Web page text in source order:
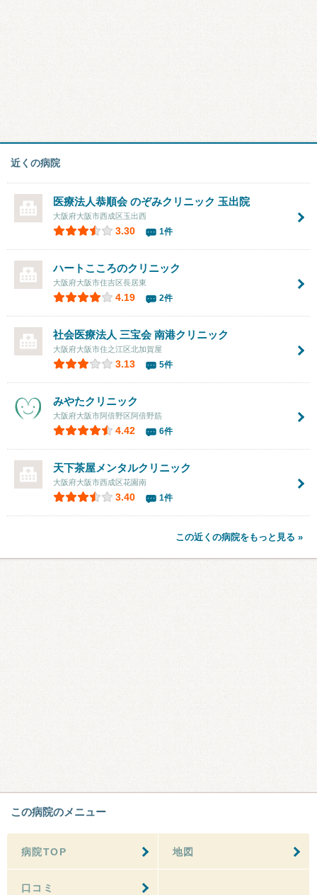
近くの病院
医療法人恭順会のぞみクリニック 玉出院
大阪府大阪市西成区玉出西
3.30 1件
ハートこころのクリニック
大阪府大阪市住吉区長居東
4.19 2件
社会医療法人 三宝会 南港クリニック
大阪府大阪市住之江区北加賀屋
3.13 5件
みやたクリニック
大阪府大阪市阿倍野区阿倍野筋
4.42 6件
天下茶屋メンタルクリニック
大阪府大阪市西成区花園南
3.40 1件
この近くの病院をもっと見る »
この病院のメニュー
病院TOP 地図
口コミ